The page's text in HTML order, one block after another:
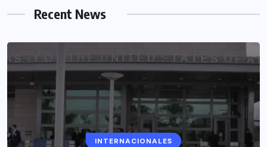
Recent News
INTERNACIONALES